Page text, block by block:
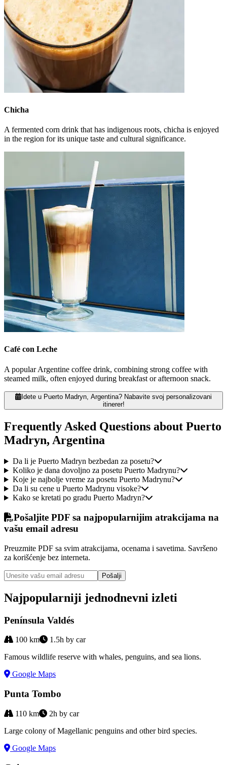
Chicha
A fermented corn drink that has indigenous roots, chicha is enjoyed
in the region for its unique taste and cultural significance.
Café con Leche
A popular Argentine coffee drink, combining strong coffee with
steamed milk, often enjoyed during breakfast or afternoon snack.
Idete u Puerto Madryn, Argentina? Nabavite svoj personalizovani
itinerer!
Frequently Asked Questions about Puerto
Madryn, Argentina
Da li je Puerto Madryn bezbedan za posetu?
Koliko je dana dovoljno za posetu Puerto Madrynu?
Koje je najbolje vreme za posetu Puerto Madrynu?
Da li su cene u Puerto Madrynu visoke?
Kako se kretati po gradu Puerto Madryn?
Pošaljite PDF sa najpopularnijim atrakcijama na
vašu email adresu
Preuzmite PDF sa svim atrakcijama, ocenama i savetima. Savršeno
za korišćenje bez interneta.
Pošalji
Najpopularniji jednodnevni izleti
Península Valdés
100 km
1.5h by car
Famous wildlife reserve with whales, penguins, and sea lions.
Google Maps
Punta Tombo
110 km
2h by car
Large colony of Magellanic penguins and other bird species.
Google Maps